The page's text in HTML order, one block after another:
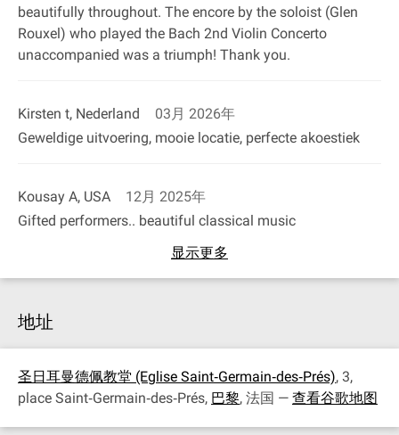
beautifully throughout. The encore by the soloist (Glen
Rouxel) who played the Bach 2nd Violin Concerto
unaccompanied was a triumph! Thank you.
Kirsten t, Nederland
03月 2026年
Geweldige uitvoering, mooie locatie, perfecte akoestiek
Kousay A, USA
12月 2025年
Gifted performers.. beautiful classical music
显示更多
地址
圣日耳曼德佩教堂 (Eglise Saint‐Germain‐des‐Prés), 3,
place Saint‐Germain‐des‐Prés, 巴黎, 法国 — 查看谷歌地图